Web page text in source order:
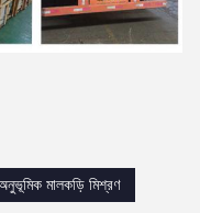
মালকড়ি মিশ্রণ